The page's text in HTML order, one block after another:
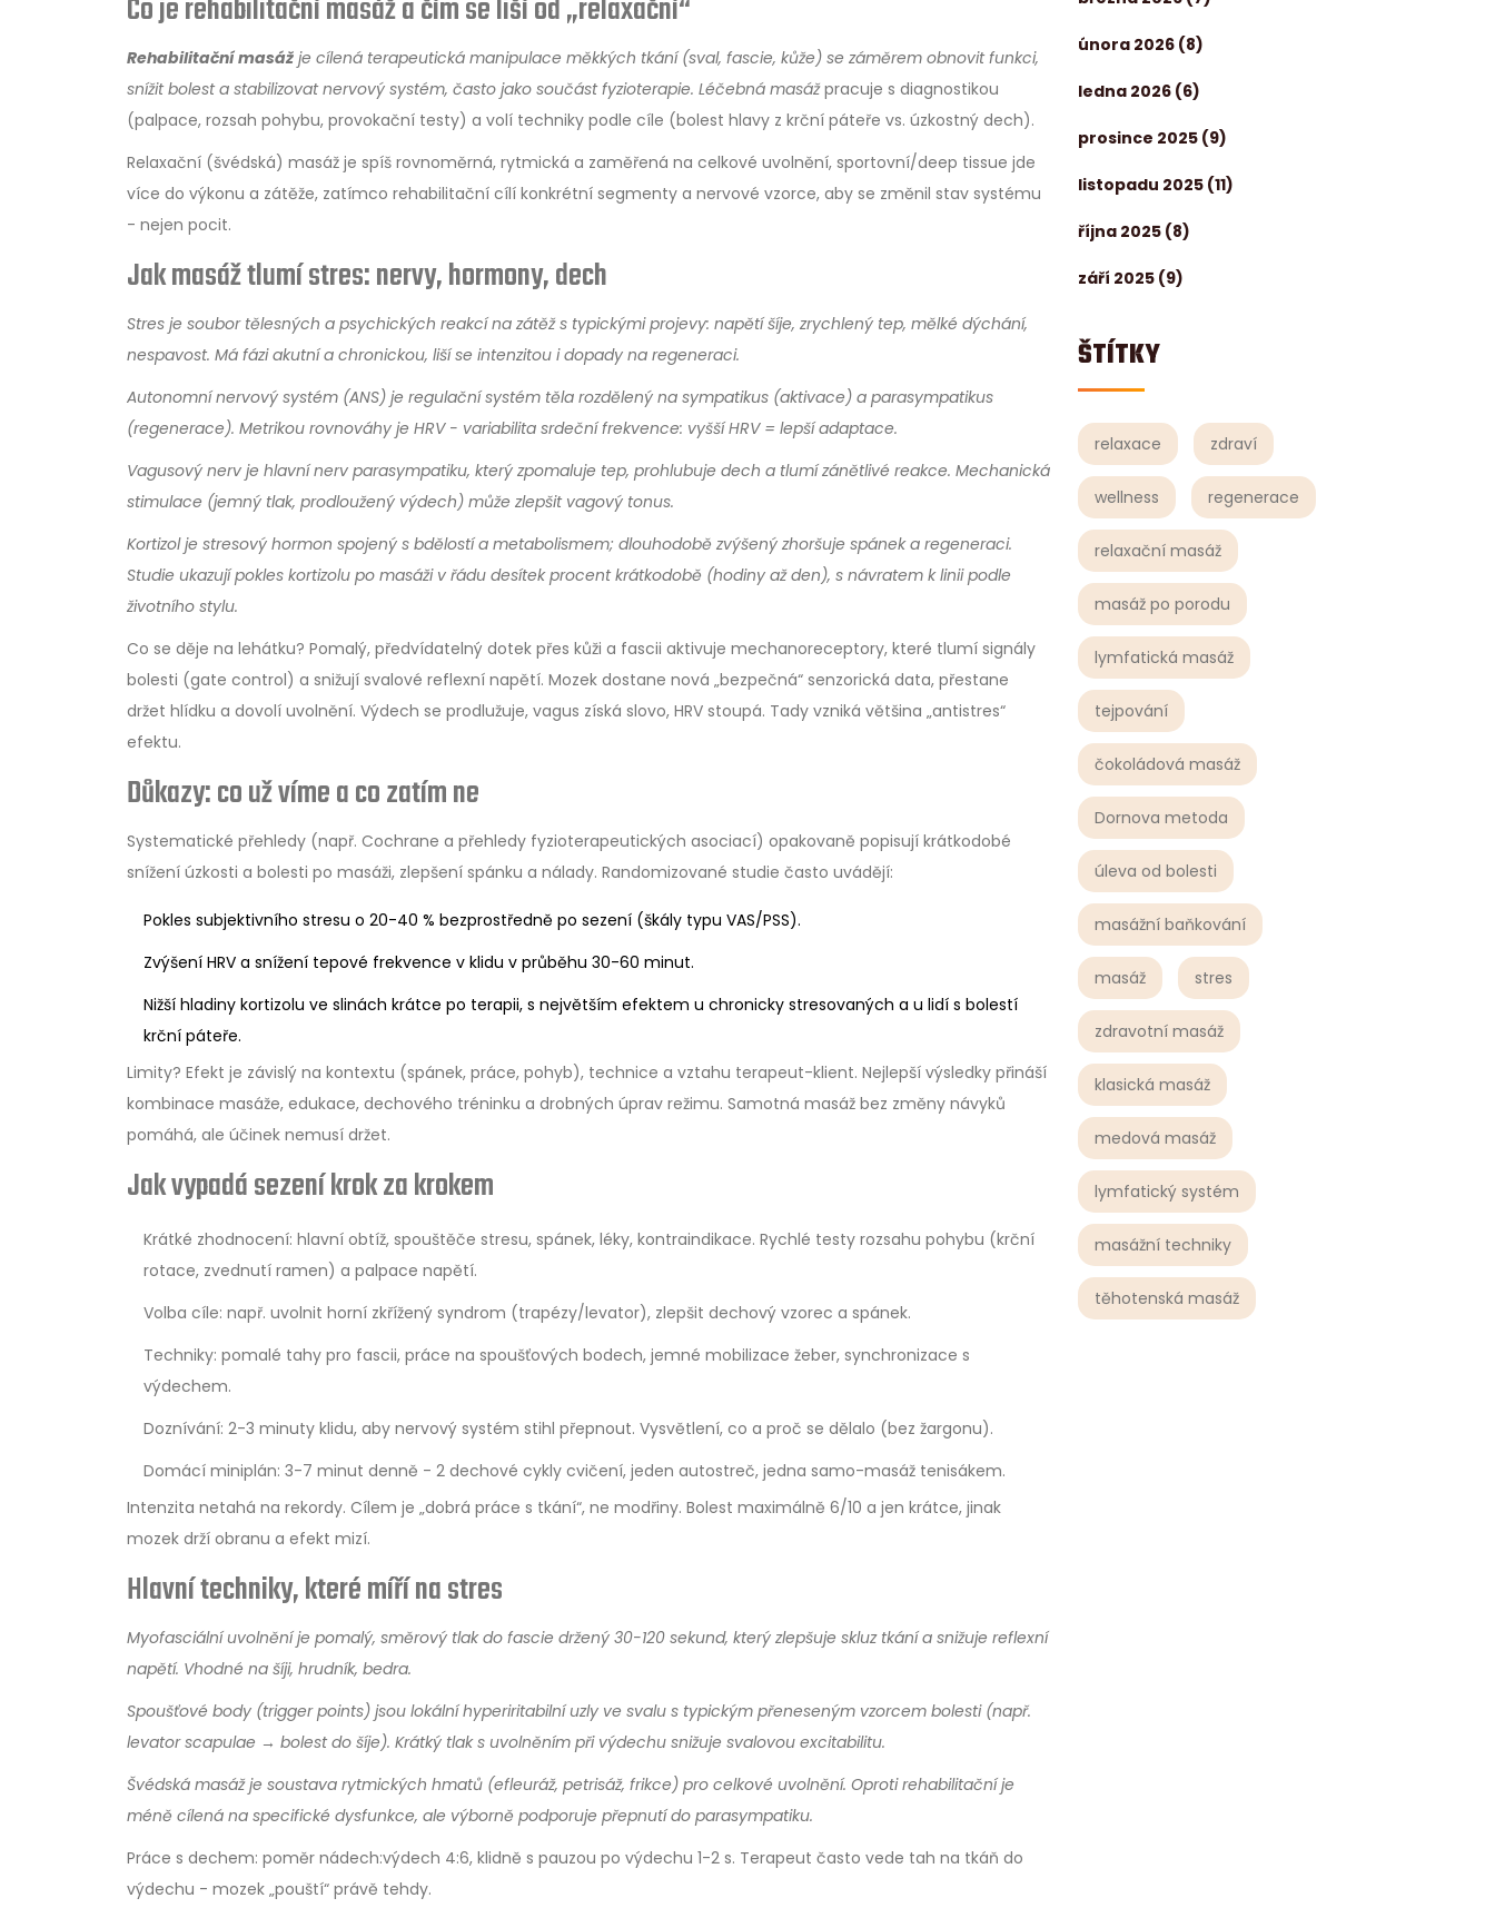
února 2026 (8)
ledna 2026 (6)
prosince 2025 (9)
listopadu 2025 (11)
října 2025 (8)
září 2025 (9)
ŠTÍTKY
relaxace zdraví
wellness regenerace
relaxační masáž
masáž po porodu
lymfatická masáž
tejpování
čokoládová masáž
Dornova metoda
úleva od bolesti
masážní baňkování
masáž stres
zdravotní masáž
klasická masáž
medová masáž
lymfatický systém
masážní techniky
těhotenská masáž
Co je rehabilitační masáž a čím se liší od „relaxační“
Rehabilitační masáž je cílená terapeutická manipulace měkkých tkání (sval, fascie, kůže) se záměrem obnovit funkci,
snížit bolest a stabilizovat nervový systém, často jako součást fyzioterapie. Léčebná masážpracuje s diagnostikou
(palpace, rozsah pohybu, provokační testy) a volí techniky podle cíle (bolest hlavy z krční páteře vs. úzkostný dech).
Relaxační (švédská) masáž je spíš rovnoměrná, rytmická a zaměřená na celkové uvolnění, sportovní/deep tissue jde
více do výkonu a zátěže, zatímco rehabilitační cílí konkrétní segmenty a nervové vzorce, aby se změnil stav systému
- nejen pocit.
Jak masáž tlumí stres: nervy, hormony, dech
Stres je soubor tělesných a psychických reakcí na zátěžs typickými projevy: napětí šíje, zrychlený tep, mělké dýchání,
nespavost. Má fázi akutní a chronickou, liší se intenzitou i dopady na regeneraci.
Autonomní nervový systém (ANS) je regulační systém těla rozdělený na sympatikus (aktivace) a parasympatikus
(regenerace). Metrikou rovnováhy je HRV - variabilita srdeční frekvence: vyšší HRV = lepší adaptace.
Vagusový nerv je hlavní nerv parasympatiku, který zpomaluje tep, prohlubuje dech a tlumí zánětlivé reakce. Mechanická
stimulace (jemný tlak, prodloužený výdech) může zlepšit vagový tonus.
Kortizolje stresový hormon spojený s bdělostí a metabolismem; dlouhodobě zvýšený zhoršuje spánek a regeneraci.
Studie ukazují pokles kortizolu po masáži v řádu desítek procent krátkodobě (hodiny až den), s návratem k linii podle
životního stylu.
Co se děje na lehátku? Pomalý, předvídatelný dotek přes kůži a fascii aktivuje mechanoreceptory, které tlumí signály
bolesti (gate control) a snižují svalové reflexní napětí. Mozek dostane nová „bezpečná“ senzorická data, přestane
držet hlídku a dovolí uvolnění. Výdech se prodlužuje, vagus získá slovo, HRV stoupá. Tady vzniká většina „antistres“
efektu.
Důkazy: co už víme a co zatím ne
Systematické přehledy (např. Cochrane a přehledy fyzioterapeutických asociací) opakovaně popisují krátkodobé
snížení úzkosti a bolesti po masáži, zlepšení spánku a nálady. Randomizované studie často uvádějí:
Pokles subjektivního stresu o 20-40 % bezprostředně po sezení (škály typu VAS/PSS).
Zvýšení HRV a snížení tepové frekvence v klidu v průběhu 30-60 minut.
Nižší hladiny kortizolu ve slinách krátce po terapii, s největším efektem u chronicky stresovaných a u lidí s bolestí
krční páteře.
Limity? Efekt je závislý na kontextu (spánek, práce, pohyb), technice a vztahu terapeut-klient. Nejlepší výsledky přináší
kombinace masáže, edukace, dechového tréninku a drobných úprav režimu. Samotná masáž bez změny návyků
pomáhá, ale účinek nemusí držet.
Jak vypadá sezení krok za krokem
Krátké zhodnocení: hlavní obtíž, spouštěče stresu, spánek, léky, kontraindikace. Rychlé testy rozsahu pohybu (krční
rotace, zvednutí ramen) a palpace napětí.
Volba cíle: např. uvolnit horní zkřížený syndrom (trapézy/levator), zlepšit dechový vzorec a spánek.
Techniky: pomalé tahy pro fascii, práce na spoušťových bodech, jemné mobilizace žeber, synchronizace s
výdechem.
Doznívání: 2-3 minuty klidu, aby nervový systém stihl přepnout. Vysvětlení, co a proč se dělalo (bez žargonu).
Domácí miniplán: 3-7 minut denně - 2 dechové cykly cvičení, jeden autostreč, jedna samo-masáž tenisákem.
Intenzita netahá na rekordy. Cílem je „dobrá práce s tkání“, ne modřiny. Bolest maximálně 6/10 a jen krátce, jinak
mozek drží obranu a efekt mizí.
Hlavní techniky, které míří na stres
Myofasciální uvolněníje pomalý, směrový tlak do fascie držený 30-120 sekund, který zlepšuje skluz tkání a snižuje reflexní
napětí. Vhodné na šíji, hrudník, bedra.
Spoušťové body (trigger points) jsou lokální hyperiritabilní uzly ve svalu s typickým přeneseným vzorcem bolesti (např.
levator scapulae → bolest do šíje). Krátký tlak s uvolněním při výdechu snižuje svalovou excitabilitu.
Švédská masážje soustava rytmických hmatů (efleuráž, petrisáž, frikce) pro celkové uvolnění. Oproti rehabilitační je
méně cílená na specifické dysfunkce, ale výborně podporuje přepnutí do parasympatiku.
Práce s dechem: poměr nádech:výdech 4:6, klidně s pauzou po výdechu 1-2 s. Terapeut často vede tah na tkáň do
výdechu - mozek „pouští“ právě tehdy.